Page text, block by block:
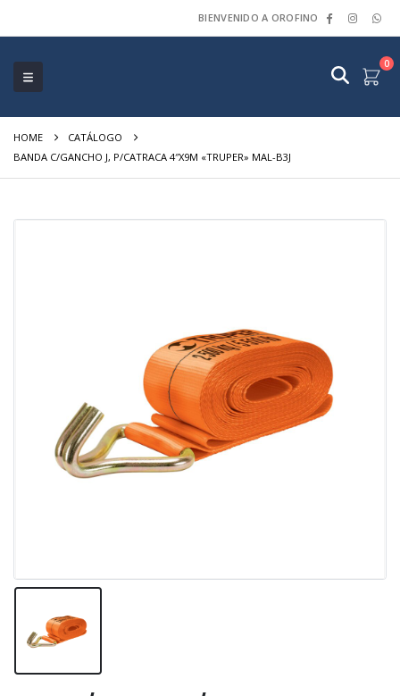
BIENVENIDO A OROFINO
0
HOME
CATÁLOGO
BANDA C/GANCHO J, P/CATRACA 4″X9M «TRUPER» MAL-B3J